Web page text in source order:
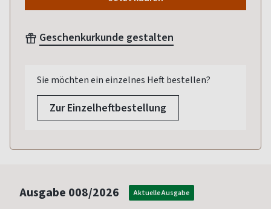
Geschenkurkunde gestalten
Sie möchten ein einzelnes Heft bestellen?
Zur Einzelheftbestellung
Ausgabe 008/2026 Aktuelle Ausgabe